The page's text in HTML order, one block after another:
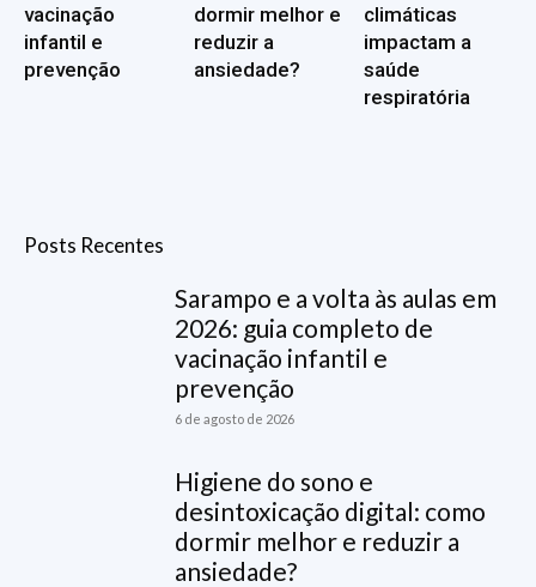
vacinação
infantil e
prevenção
dormir melhor e
reduzir a
ansiedade?
climáticas
impactam a
saúde
respiratória
Posts Recentes
Sarampo e a volta às aulas em
2026: guia completo de
vacinação infantil e
prevenção
6 de agosto de 2026
Higiene do sono e
desintoxicação digital: como
dormir melhor e reduzir a
ansiedade?